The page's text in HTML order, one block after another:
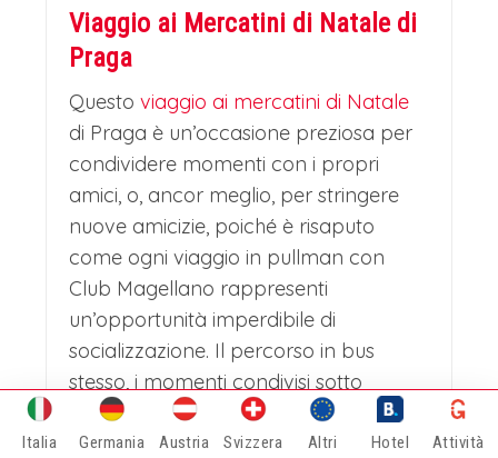
Viaggio ai Mercatini di Natale di
Praga
Questo viaggio ai mercatini di Natale
di Praga è un’occasione preziosa per
condividere momenti con i propri
amici, o, ancor meglio, per stringere
nuove amicizie, poiché è risaputo
come ogni viaggio in pullman con
Club Magellano rappresenti
un’opportunità imperdibile di
socializzazione. Il percorso in bus
stesso, i momenti condivisi sotto
l’attenta guida dei nostri
accompagnatori costituiscono
Italia Germania Austria Svizzera Altri Hotel Attività